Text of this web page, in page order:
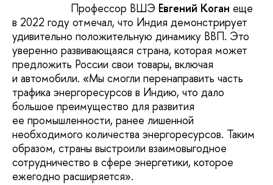
Профессор ВШЭ Евгений Коган еще
в 2022 году отмечал, что Индия демонстрирует
удивительно положительную динамику ВВП. Это
уверенно развивающаяся страна, которая может
предложить России свои товары, включая
и автомобили. «Мы смогли перенаправить часть
трафика энергоресурсов в Индию, что дало
большое преимущество для развития
ее промышленности, ранее лишенной
необходимого количества энергоресурсов. Таким
образом, страны выстроили взаимовыгодное
сотрудничество в сфере энергетики, которое
ежегодно расширяется».